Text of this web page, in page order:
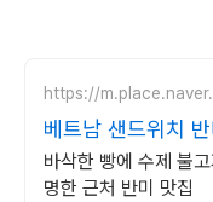
https://
베트남 샌드위치
바삭한 빵에 수제 불
명한 근처 반미 맛집